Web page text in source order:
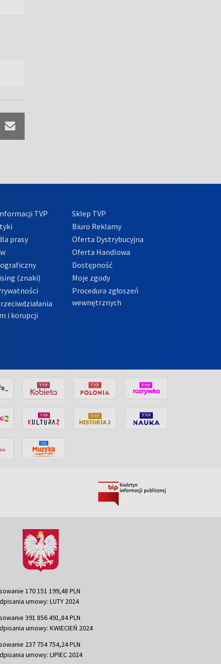
TVP
prasy
(znaki)
i korupcji
Sklep TVP
Biuro Reklamy
Oferta Dystrybucyjna
Oferta Handlowa
Dostępność
Moje zgody
Procedura zgłoszeń
wewnętrznych
170 151 199,48 PLN
umowy: LUTY 2024
391 856 491,84 PLN
umowy: KWIECIEŃ 2024
237 754 754,24 PLN
umowy: LIPIEC 2024